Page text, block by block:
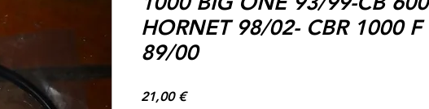
HORNET 98/02- CBR 1000 F
89/00
21,00 €Prix